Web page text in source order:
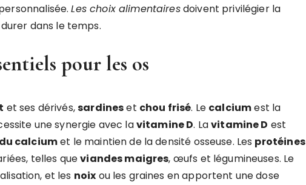
Les choix alimentairesdoivent privilégier la
dans le temps.
pour les os
et ses dérivés,sardineset chou frisé. Le calciumest la
une synergie avec lavitamine D. Lavitamine D est
calciumet le maintien de la densité osseuse. Les protéines
telles queviandes maigres, œufs et légumineuses. Le
et les noix ou les graines en apportent une dose